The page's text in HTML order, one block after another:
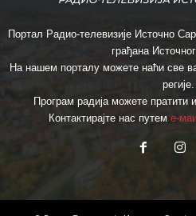
Портал Радио-телевизије Источно
грађана
На нашем порталу можете наћи све
регије.
Програм радија можете пратити
Контактирајте нас путем е-